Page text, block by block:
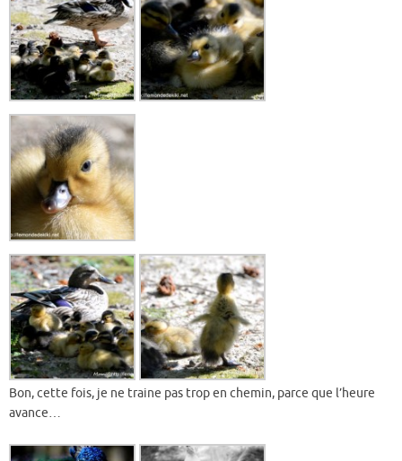
Bon, cette fois, je ne traine pas trop en chemin, parce que l’heure
avance…